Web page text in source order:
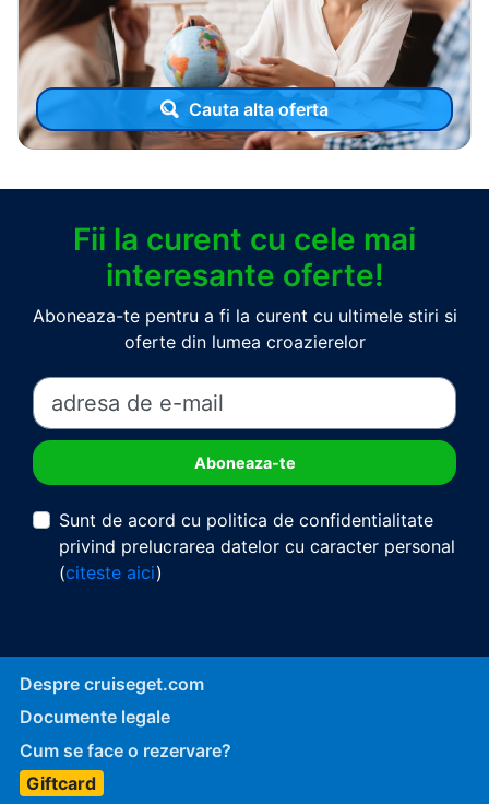
Cauta alta oferta
Fii la curent cu cele mai
interesante oferte!
Aboneaza-te pentru a fi la curent cu ultimele stiri si
oferte din lumea croazierelor
Sunt de acord cu politica de confidentialitate
privind prelucrarea datelor cu caracter personal
(citeste aici)
Despre cruiseget.com
Documente legale
Cum se face o rezervare?
Giftcard